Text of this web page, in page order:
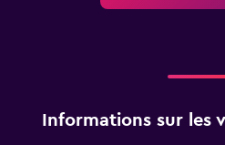
Informations sur les